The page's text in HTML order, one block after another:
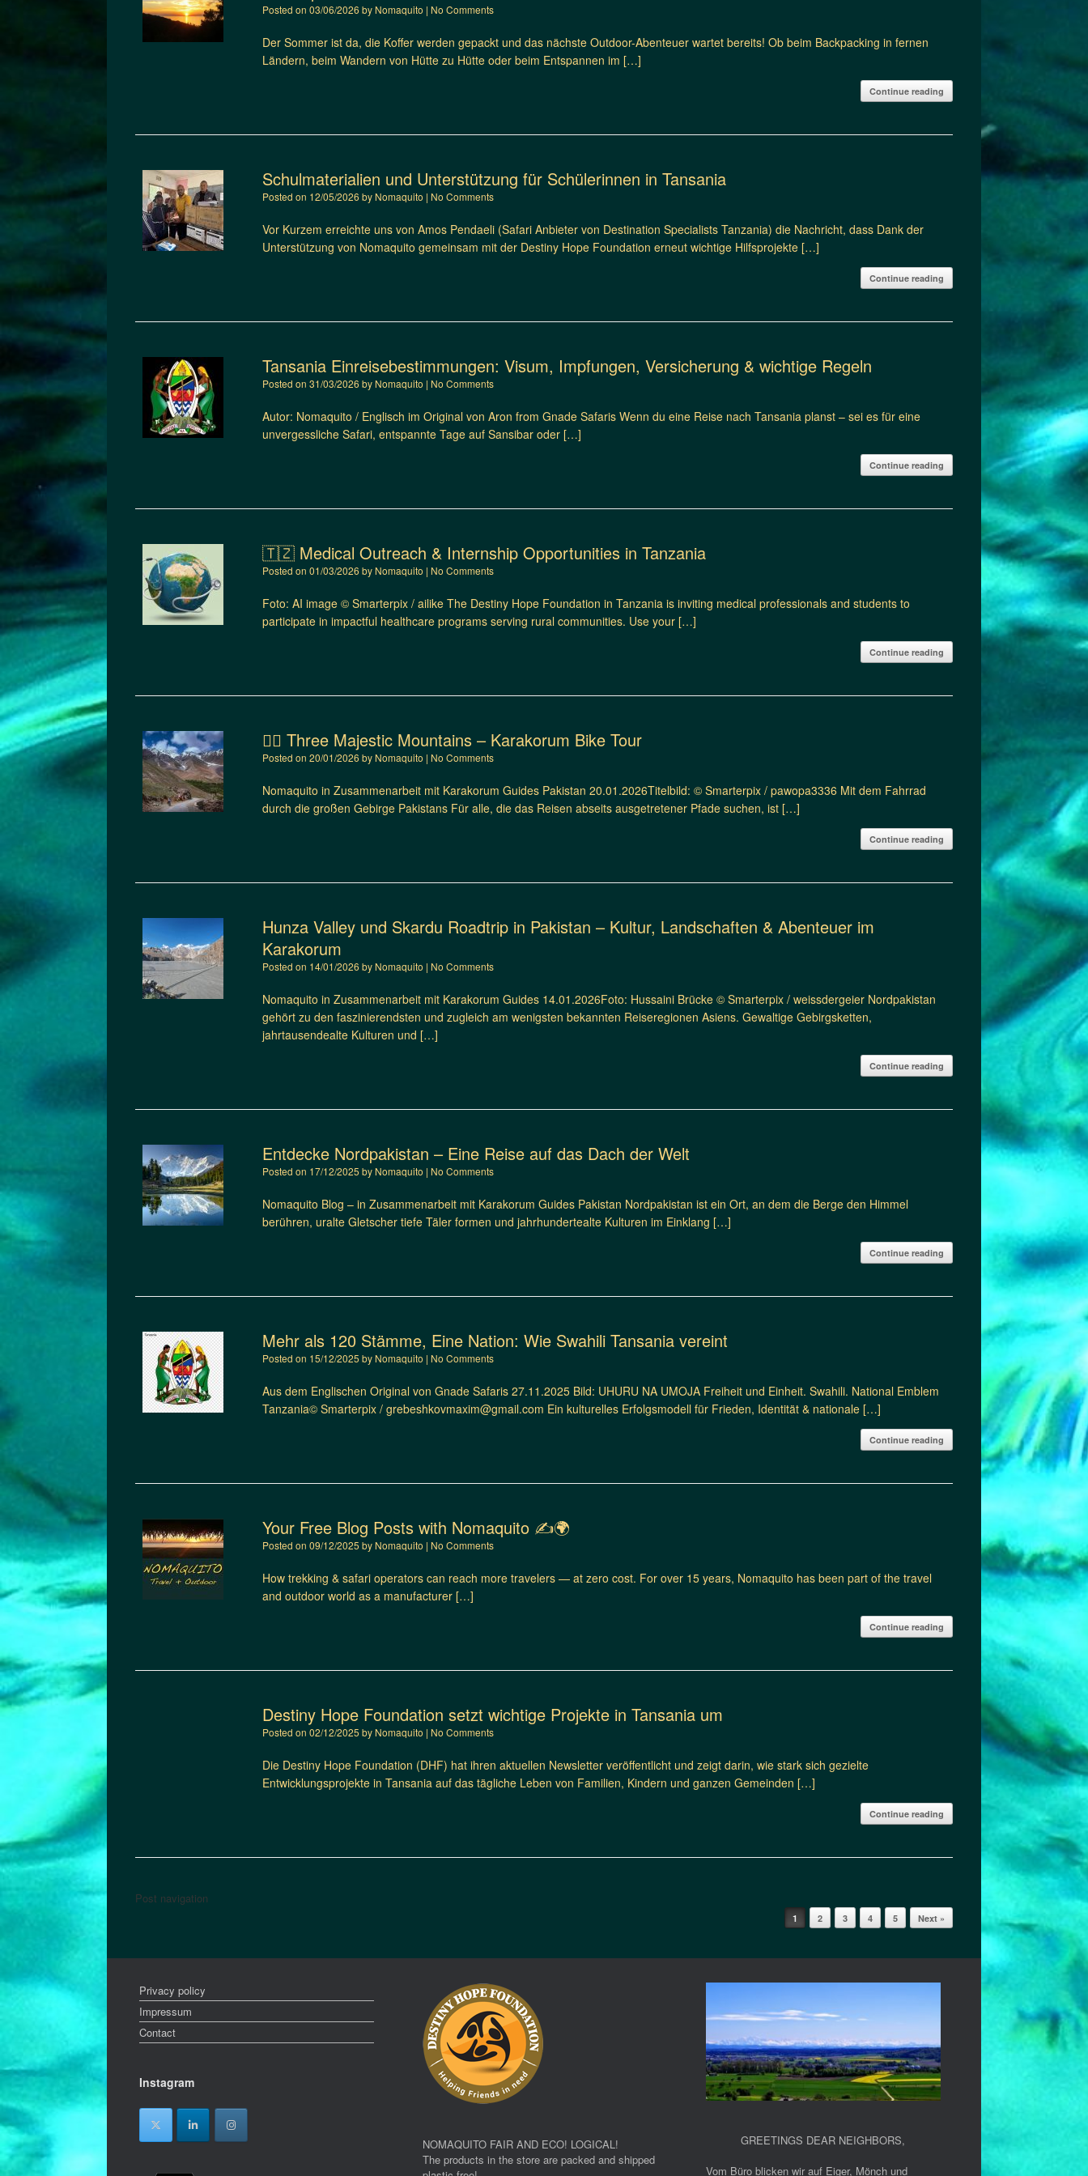
Posted on03/06/2026 by Nomaquito | No Comments
Der Sommer ist da, die Koffer werden gepackt und das nächste Outdoor-Abenteuer wartet bereits! Ob beim Backpacking in fernen
Ländern, beim Wandern von Hütte zu Hütte oder beim Entspannen im […]
Continue reading
Schulmaterialien und Unterstützung für Schülerinnen in Tansania
Posted on 12/05/2026 by Nomaquito | No Comments
Vor Kurzem erreichte uns von Amos Pendaeli (Safari Anbieter von Destination Specialists Tanzania) die Nachricht, dass Dank der
Unterstützung von Nomaquito gemeinsam mit der Destiny Hope Foundation erneut wichtige Hilfsprojekte […]
Continue reading
Tansania Einreisebestimmungen: Visum, Impfungen, Versicherung & wichtige Regeln
Posted on31/03/2026 by Nomaquito | No Comments
Autor: Nomaquito / Englisch im Original von Aron from Gnade Safaris Wenn du eine Reise nach Tansania planst – sei es für eine
unvergessliche Safari, entspannte Tage auf Sansibar oder […]
Continue reading
🇹🇿 Medical Outreach & Internship Opportunities in Tanzania
Posted on01/03/2026 by Nomaquito | No Comments
Foto: AI image © Smarterpix / ailike The Destiny Hope Foundation in Tanzania is inviting medical professionals and students to
participate in impactful healthcare programs serving rural communities. Use your […]
Continue reading
🚴‍♂️ Three Majestic Mountains – Karakorum Bike Tour
Posted on20/01/2026 by Nomaquito | No Comments
Nomaquito in Zusammenarbeit mit Karakorum Guides Pakistan 20.01.2026Titelbild: © Smarterpix / pawopa3336 Mit dem Fahrrad
durch die großen Gebirge Pakistans Für alle, die das Reisen abseits ausgetretener Pfade suchen, ist […]
Continue reading
Hunza Valley und Skardu Roadtrip in Pakistan – Kultur, Landschaften & Abenteuer im
Karakorum
Posted on 14/01/2026 by Nomaquito | No Comments
Nomaquito in Zusammenarbeit mit Karakorum Guides 14.01.2026Foto: Hussaini Brücke © Smarterpix / weissdergeier Nordpakistan
gehört zu den faszinierendsten und zugleich am wenigsten bekannten Reiseregionen Asiens. Gewaltige Gebirgsketten,
jahrtausendealte Kulturen und […]
Continue reading
Entdecke Nordpakistan – Eine Reise auf das Dach der Welt
Posted on 17/12/2025 by Nomaquito | No Comments
Nomaquito Blog – in Zusammenarbeit mit Karakorum Guides Pakistan Nordpakistan ist ein Ort, an dem die Berge den Himmel
berühren, uralte Gletscher tiefe Täler formen und jahrhundertealte Kulturen im Einklang […]
Continue reading
Mehr als 120 Stämme, Eine Nation: Wie Swahili Tansania vereint
Posted on 15/12/2025 by Nomaquito | No Comments
Aus dem Englischen Original von Gnade Safaris 27.11.2025 Bild: UHURU NA UMOJA Freiheit und Einheit. Swahili. National Emblem
Tanzania© Smarterpix / grebeshkovmaxim@gmail.com Ein kulturelles Erfolgsmodell für Frieden, Identität & nationale […]
Continue reading
Your Free Blog Posts with Nomaquito ✍️🌍
Posted on09/12/2025 by Nomaquito | No Comments
How trekking & safari operators can reach more travelers — at zero cost. For over 15 years, Nomaquito has been part of the travel
and outdoor world as a manufacturer […]
Continue reading
Destiny Hope Foundation setzt wichtige Projekte in Tansania um
Posted on02/12/2025 by Nomaquito | No Comments
Die Destiny Hope Foundation (DHF) hat ihren aktuellen Newsletter veröffentlicht und zeigt darin, wie stark sich gezielte
Entwicklungsprojekte in Tansania auf das tägliche Leben von Familien, Kindern und ganzen Gemeinden […]
Continue reading
Post navigation
1 2 3 4 5 Next »
Privacy policy
Impressum
Contact
Instagram
NOMAQUITO FAIR AND ECO! LOGICAL!
The products in the store are packed and shipped
GREETINGS DEAR NEIGHBORS,
Vom Büro blicken wir auf Eiger, Mönch und